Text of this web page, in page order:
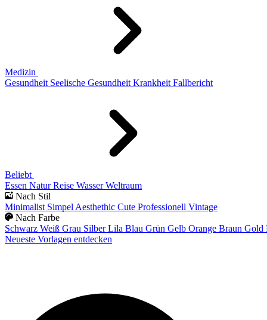
Medizin
Gesundheit Seelische Gesundheit Krankheit Fallbericht
Beliebt
Essen Natur Reise Wasser Weltraum
Nach Stil
Minimalist Simpel Aesthethic Cute Professionell Vintage
Nach Farbe
Schwarz Weiß Grau Silber Lila Blau Grün Gelb Orange Braun Gold
Neueste Vorlagen entdecken